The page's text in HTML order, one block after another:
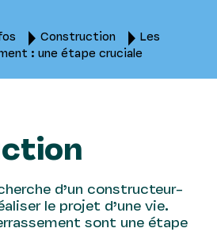
Construction
Les
: une étape cruciale
d’un constructeur-
le projet d’une vie.
sont une étape